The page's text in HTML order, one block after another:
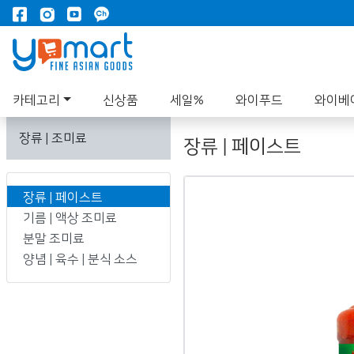
카테고리 신상품 세일% 와이푸드 와이베
장류 | 조미료
장류 | 페이스트
기름 | 액상 조미료
분말 조미료
양념 | 육수 | 분식 소스
장류 | 페이스트